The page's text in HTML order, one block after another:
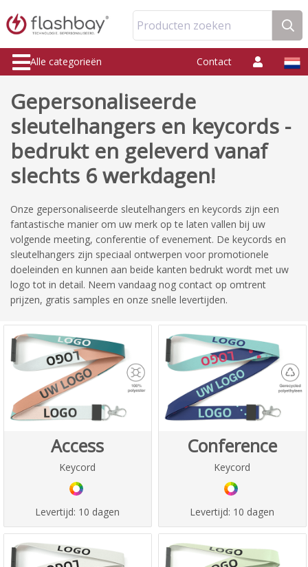
Producten zoeken
Alle categorieën Contact
Gepersonaliseerde
sleutelhangers en keycords -
bedrukt en geleverd vanaf
slechts 6 werkdagen!
Onze gepersonaliseerde sleutelhangers en keycords zijn een
fantastische manier om uw merk op te laten vallen bij uw
volgende meeting, conferentie of evenement. De keycords en
sleutelhangers zijn speciaal ontwerpen voor promotionele
doeleinden en kunnen aan beide kanten bedrukt wordt met uw
logo tot in detail. Neem vandaag nog contact op omtrent
prijzen, gratis samples en onze snelle levertijden.
Access
Keycord
Levertijd: 10 dagen
Conference
Keycord
Levertijd: 10 dagen